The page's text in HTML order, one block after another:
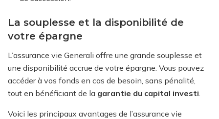
La souplesse et la disponibilité de
votre épargne
L’assurance vie Generali offre une grande souplesse et
une disponibilité accrue de votre épargne. Vous pouvez
accéder à vos fonds en cas de besoin, sans pénalité,
tout en bénéficiant de la garantie du capital investi.
Voici les principaux avantages de l’assurance vie